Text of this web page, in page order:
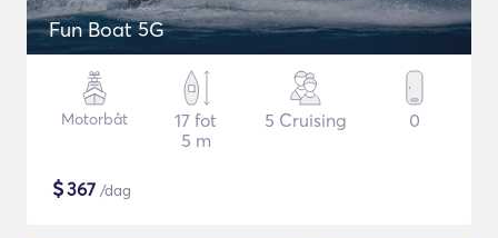
Fun Boat 5G
Motorbåt
17 fot
5 m
5 Cruising 0
$367 /dag